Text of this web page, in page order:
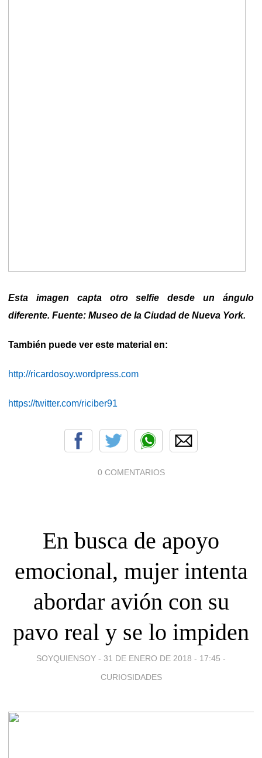
Esta imagen capta otro selfie desde un ángulo
diferente. Fuente: Museo de la Ciudad de Nueva York.
También puede ver este material en:
http://ricardosoy.wordpress.com
https://twitter.com/riciber91
0 COMENTARIOS
En busca de apoyo
emocional, mujer intenta
abordar avión con su
pavo real y se lo impiden
SOYQUIENSOY - 31 DE ENERO DE 2018 - 17:45 -
CURIOSIDADES